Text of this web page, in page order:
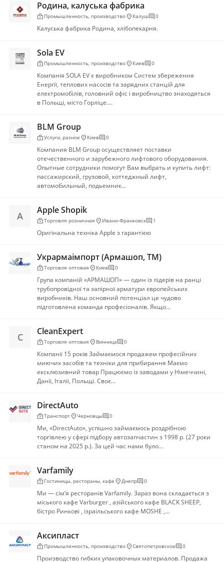
Родина, калуська фабрика
enterprise Промышленность, производствоlocation_on Калушcomment0
Калуська фабрика Родина, хлібопекарня.
Sola EV
enterprise Промышленность, производствоlocation_on Киевcomment0
Компанія SOLA EV є виробником Систем збереження
Енергії, теплових насосів та зарядних станцій для
електромобілів, головний офіс і виробництво знаходяться
в Польщі, місто Горліце.…
BLM Group
enterpriseУслуги, разное location_on Киевcomment0
Компания BLM Group осуществляет поставки
отечественного и зарубежного лифтового оборудования.
Опытные сотрудники помогут Вам выбрать и купить лифт:
пассажирский, грузовой, коттеджный лифт,
автомобильный, подьемник…
A Apple Shopik
enterpriseТорговля розничная location_on Ивано-Франковскcomment 1
Оригінальна техніка Apple з гарантією
Укрармаімпорт (Армашоп, ТМ)
enterpriseТорговля оптовая location_on Киевcomment0
Група компаній «АРМАШОП» — один із лідерів на ранці
трубопровідної та запірної арматури європейських
виробників. Наш основний потенціал це чудово
підготовлена ​​команда професіоналів. Якщо…
C CleanExpert
enterpriseТорговля оптовая location_on Винницаcomment0
Компанії 15 років Займаємося продажем професійних
миючих засобів та техніки для прибирання Маємо
ексклюзивний товар Працюємо із заводами у Німеччині,
Данії, Італії, Польщі. Своє…
DirectAuto
enterpriseТранспортlocation_onЧерновцыcomment0
Ми, «DirectAuto», успішно займаємось роздрібною
торгівлею у сфері підбору автозапчастин з 1998 р. (27 роки
станом на 2025 р.). За цей час нами було…
Varfamily
enterprise Гостиницы, рестораны, кафе location_onДнепрcomment0
Ми — сім’я ресторанів Varfamily. Зараз вона складається з
міського кафе Varburger , азійського кафе BLACK SHEEP,
бістро Ринкові , ізраільського кафе MOSHE ,…
Аксипласт
enterprise Промышленность, производствоlocation_onСвятопетровскоеcomment0
Производство гибких упаковочных материалов. Продажа